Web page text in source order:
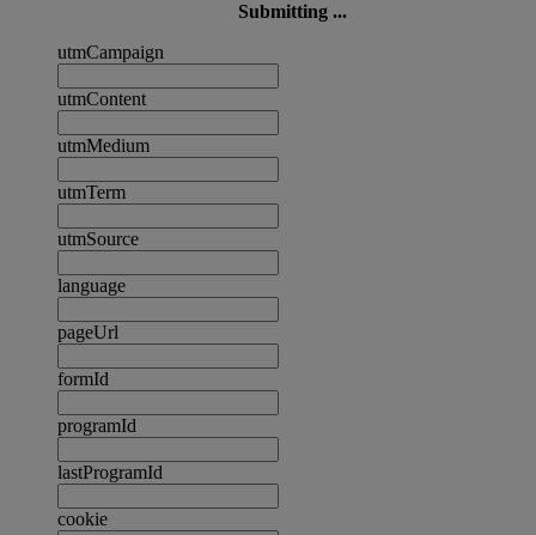
Submitting ...
utmCampaign
utmContent
utmMedium
utmTerm
utmSource
language
pageUrl
formId
programId
lastProgramId
cookie